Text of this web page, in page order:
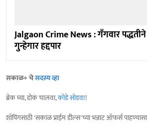
Jalgaon Crime News : गँगवार
गुन्हेगार हद्दपार
सकाळ+ चेसदस्य व्हा
ब्रेक घ्या, डोकं चालवा,कोडे सोडवा!
शॉपिंगसाठी 'सकाळ प्राईम डील्स'च्या भन्नाट ऑफर्स